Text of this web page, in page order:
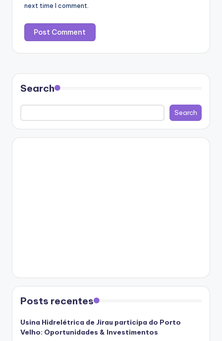
next time I comment.
Search
Search
Posts recentes
Usina Hidrelétrica de Jirau participa do Porto
Velho: Oportunidades & Investimentos